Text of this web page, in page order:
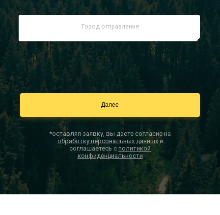
Заказать звонок
Контакты
*оставляя заявку, вы даете согласие на
обработку персональных данныхи
соглашаетесь с политикой
конфиденциальности